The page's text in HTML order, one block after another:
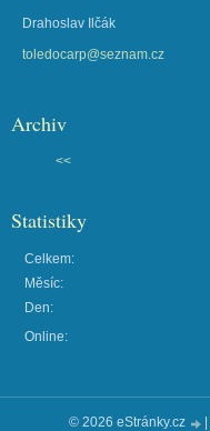
Drahoslav Ilčák
toledocarp@seznam.cz
Archiv
<<
Statistiky
Online:
Celkem:
Měsíc:
Den:
© 2026 eStránky.cz